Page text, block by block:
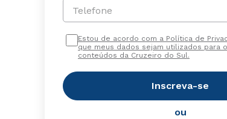
Telefone
Estou de acordo com a Política de
que meus dados sejam utilizados para
conteúdos da Cruzeiro do Sul.
Inscreva-se
ou